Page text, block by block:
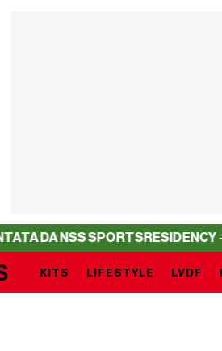
SPORTSRESIDENCY - LA
KITS LIFESTYLE LVDF